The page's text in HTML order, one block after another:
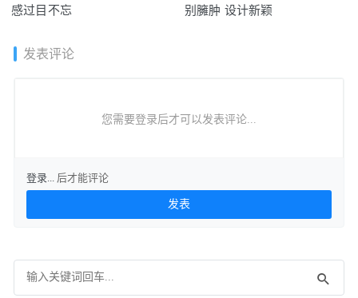
感过目不忘
别臃肿 设计新颖
发表评论
您需要登录后才可以发表评论...
登录... 后才能评论